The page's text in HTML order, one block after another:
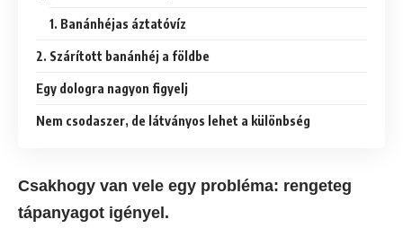
1. Banánhéjas áztatóvíz
2. Szárított banánhéj a földbe
Egy dologra nagyon figyelj
Nem csodaszer, de látványos lehet a különbség
Csakhogy van vele egy probléma: rengeteg
tápanyagot igényel.